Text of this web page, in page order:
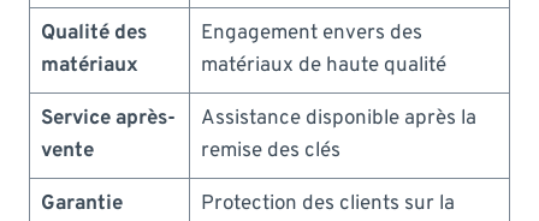
Qualité des
matériaux
Engagement envers des
matériaux de haute qualité
Service après-
vente
Assistance disponible après la
remise des clés
Garantie
Protection des clients sur la